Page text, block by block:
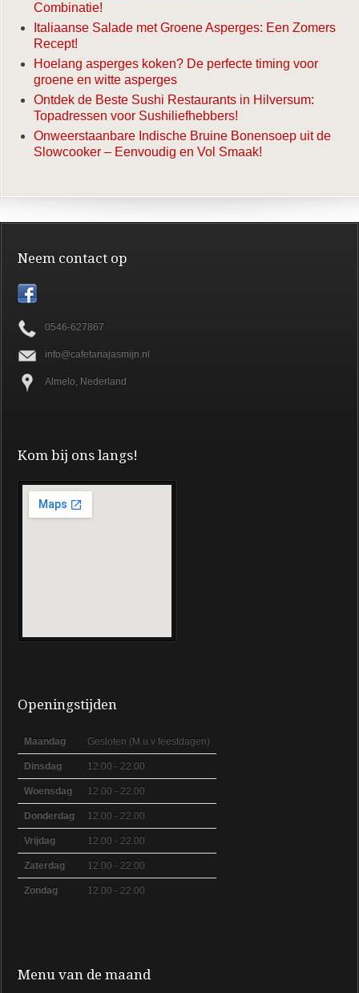
Combinatie!
Italiaanse Salade met Groene Asperges: Een Zomers
Recept!
Hoelang asperges koken? De perfecte timing voor
groene en witte asperges
Ontdek de Beste Sushi Restaurants in Hilversum:
Topadressen voor Sushiliefhebbers!
Onweerstaanbare Indische Bruine Bonensoep uit de
Slowcooker – Eenvoudig en Vol Smaak!
Neem contact op
0546-627867
info@cafetariajasmijn.nl
Almelo, Nederland
Kom bij ons langs!
Openingstijden
Maandag Gesloten (M.u.v feestdagen)
Dinsdag 12.00 - 22.00
Woensdag 12.00 - 22.00
Donderdag 12.00 - 22.00
Vrijdag 12.00 - 22.00
Zaterdag 12.00 - 22.00
Zondag 12.00 - 22.00
Menu van de maand